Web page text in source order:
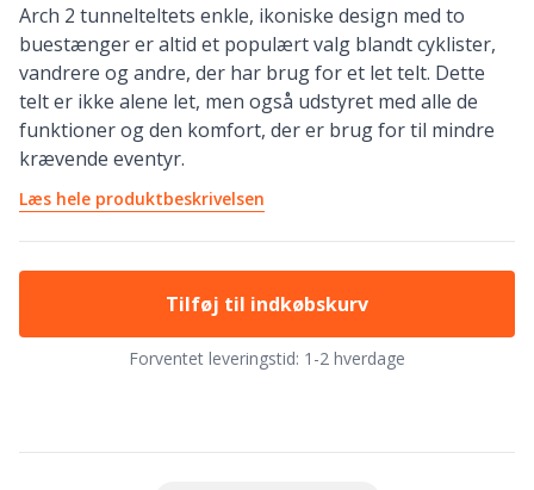
Arch 2 tunnelteltets enkle, ikoniske design med to
buestænger er altid et populært valg blandt cyklister,
vandrere og andre, der har brug for et let telt. Dette
telt er ikke alene let, men også udstyret med alle de
funktioner og den komfort, der er brug for til mindre
krævende eventyr.
Læs hele produktbeskrivelsen
Tilføj til indkøbskurv
Forventet leveringstid: 1-2 hverdage